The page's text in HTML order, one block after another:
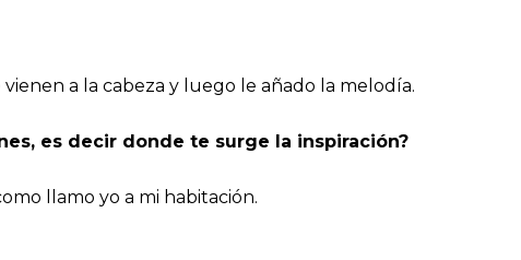
a la cabeza y luego le añado la melodía.
es decir donde te surge la inspiración?
llamo yo a mi habitación.